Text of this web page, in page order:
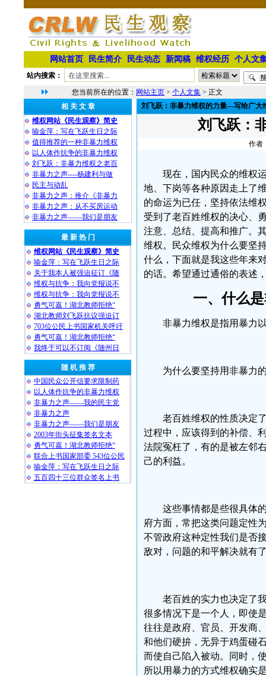
网站首页 民生简介 民生动态 新闻稿 维权经历 个人文
站内搜索：
您当前所在的位置： 网站主页 > 个人文集 > 正文
相 关 文 章
维权网站《民生观察》简史
喻金萍：写在飞跃生日之际
值得推荐的一种非暴力维权
以人体作抗争的非暴力维权
刘飞跃：非暴力维权之老百
非暴力之声----杨建利与做
民主与动乱
非暴力之声：推介《非暴力
非暴力之声：从不买房运动
非暴力之声——我们是朋友
最 新 热 门
维权网站《民生观察》简史
喻金萍：写在飞跃生日之际
关于我本人被强迫征订《随
维权与抗争：我向党报说不
维权与抗争：我向党报说不
勇气可嘉！湖北教师拒绝“
湖北教师刘飞跃抗议强迫订
703位公民上书国家机关呼吁
勇气可嘉！湖北教师拒绝“
我终于可以不订阅《随州日
随 机 推 荐
中国民众公开信要求限制药
以人体作抗争的非暴力维权
非暴力之声——我的民主党
非暴力之声
非暴力之声——我们是朋友
2003年街头征集签名文本
勇气可嘉！湖北教师拒绝“
联合上书国家部委 543位公民
喻金萍：写在飞跃生日之际
五百四十三位群众签名上书
刘飞跃：非暴力维权的力量—写给广大
刘飞跃：
作者
现在，国内民众的维权
地、下岗等各种原因走上了
的命运为已任，坚持依法维
受到了老百姓维权的决心、
注意、总结、提高和推广。
维权。民众维权为什么要坚
什么，下面就是我这些年来
的话。希望通过通俗的表述
一、什么
非暴力维权是指用暴力
为什么要坚持用非暴力
老百姓维权的性质决定
过程中，应该得到的补偿、
法院冤枉了，有的是被左邻
己的利益。
这些事情都是些很具体
府方面，常把这类问题定性
不管政府这种定性我们是否
敌对，问题的和平解决就有
老百姓的实力也决定了
很多情况下是一个人，即使
往往是政府、官员、开发商
和他们硬拚，无异于鸡蛋碰
而使自己陷入被动。同时，
所以用暴力的方式维权确实